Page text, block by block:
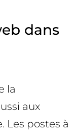
dans
la
aux
Les postes à